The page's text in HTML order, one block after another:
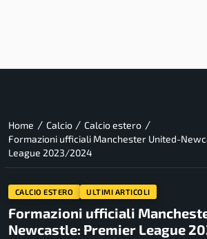
Home / Calcio / Calcio estero /
Formazioni ufficiali Manchester United-
League 2023/2024
CALCIO ESTERO ULTIMI ARTICOLI
Formazioni ufficiali
Newcastle: Premier League